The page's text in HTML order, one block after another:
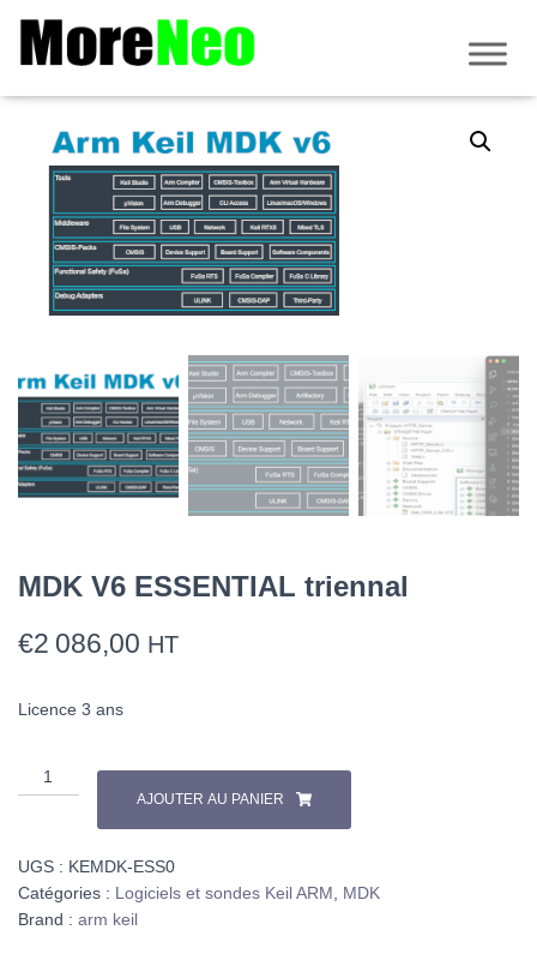
Accueil / Logiciels et sondes Keil ARM / MDK V6 ESSENTIAL triennal
MDK V6 ESSENTIAL triennal
€2 086,00 HT
Licence 3 ans
quantité
de
ESSENTIAL
triennal
AJOUTER AU PANIER
UGS : KEMDK-ESS0
Catégories : Logiciels et sondes Keil ARM
MDK
Brand : arm keil